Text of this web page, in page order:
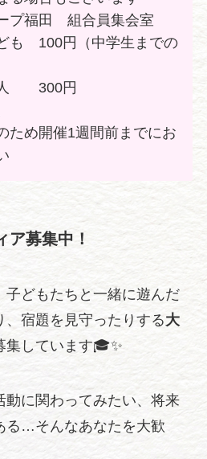
プ福田 組合員集会室
も 100円（中学生までの
円
ため開催1週間前までにお
ア募集中！
子どもたちと一緒に遊んだ
、宿題を見守ったりする大
集しています🎓✨
動に関わってみたい、将来
る…そんなあなたを大歓